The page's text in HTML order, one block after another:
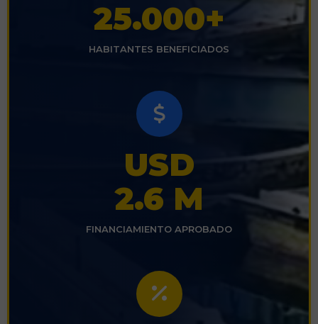
25.000+
HABITANTES BENEFICIADOS
USD
2.6 M
FINANCIAMIENTO APROBADO